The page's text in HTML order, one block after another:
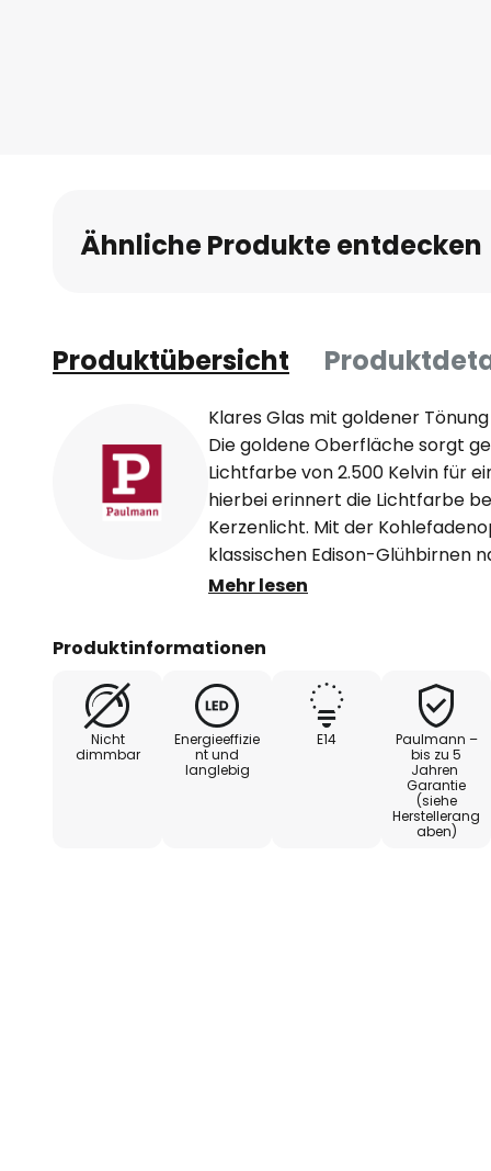
Ähnliche Produkte entdecken
Produktübersicht
Klares Glas mit goldener
Die goldene Oberfläche sorgt
Lichtfarbe von 2.500 Kelvin für
hierbei erinnert die Lichtfarbe
Kerzenlicht. Mit der
klassischen Edison-Glühbirnen
einen Hauch von Nostalgie.
Merkmale: - kann nicht gedimmt
Mehr lesen
Produktinformationen
Nicht
dimmbar
Energieeffizie
nt und
langlebig
E14
Paulmann –
bis zu 5
Jahren
Garantie
(siehe
Herstellerang
aben)